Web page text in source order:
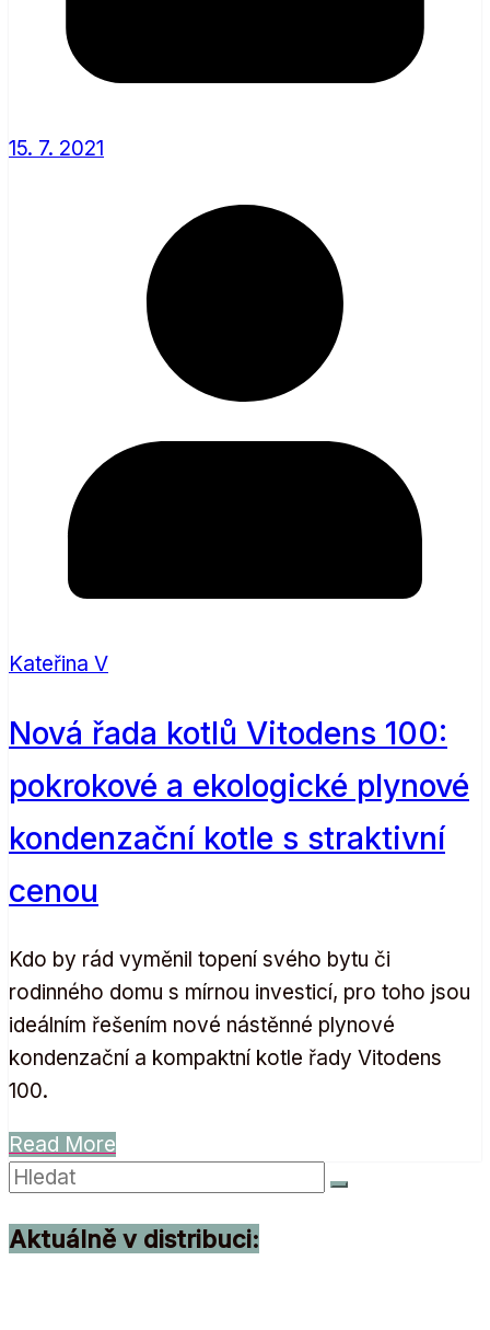
15. 7. 2021
Kateřina V
Nová řada kotlů Vitodens 100:
pokrokové a ekologické plynové
kondenzační kotle s straktivní
cenou
Kdo by rád vyměnil topení svého bytu či
rodinného domu s mírnou investicí, pro toho jsou
ideálním řešením nové nástěnné plynové
kondenzační a kompaktní kotle řady Vitodens
100.
Read More
Aktuálně v distribuci: